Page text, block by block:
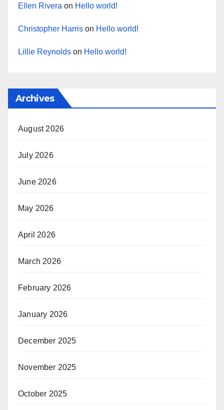
Ellen Rivera on Hello world!
Christopher Harris on Hello world!
Lillie Reynolds on Hello world!
Archives
August 2026
July 2026
June 2026
May 2026
April 2026
March 2026
February 2026
January 2026
December 2025
November 2025
October 2025